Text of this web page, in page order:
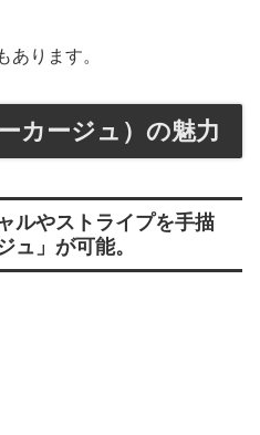
あります。
カージュ）の魅力
ルやストライプを手描
ュ」が可能。